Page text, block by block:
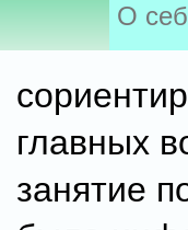
О
главных
занятие